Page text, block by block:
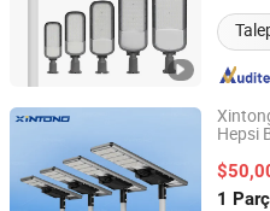
Hepsi
1
Yangzhou Xintong
Jiangsu, China